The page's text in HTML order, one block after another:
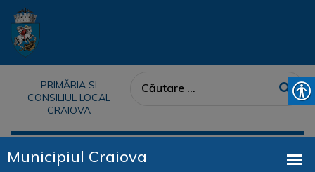
PRIMĂRIA SI
CONSILIUL LOCAL
CRAIOVA